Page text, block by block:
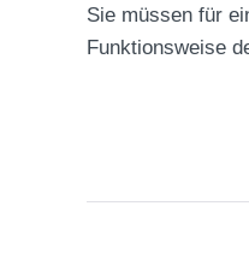
Sie müssen für
Funktionsweise